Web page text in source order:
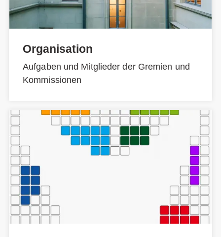
Organisation
Aufgaben und Mitglieder der Gremien und
Kommissionen